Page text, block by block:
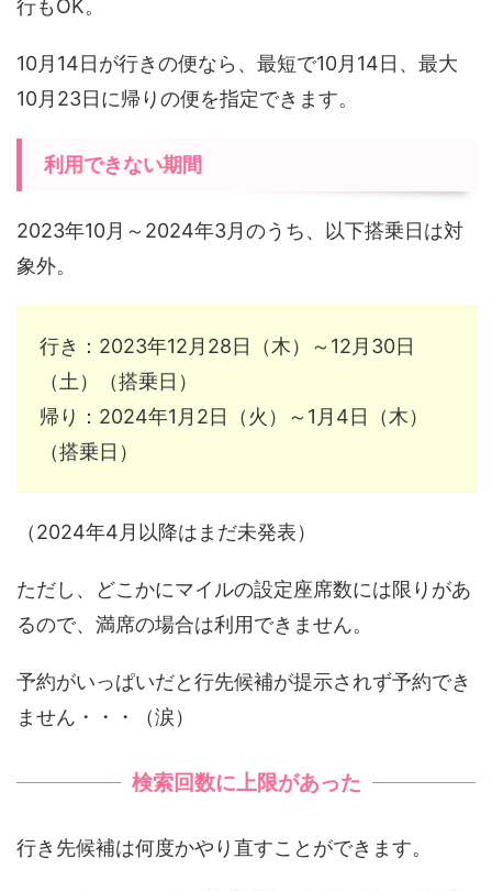
行もOK。
10月14日が行きの便なら、最短で10月14日、最大
10月23日に帰りの便を指定できます。
利用できない期間
2023年10月～2024年3月のうち、以下搭乗日は対
象外。
行き：2023年12月28日（木）～12月30日
（土）（搭乗日）
帰り：2024年1月2日（火）～1月4日（木）
（搭乗日）
（2024年4月以降はまだ未発表）
ただし、どこかにマイルの設定座席数には限りがあ
るので、満席の場合は利用できません。
予約がいっぱいだと行先候補が提示されず予約でき
ません・・・（涙）
検索回数に上限があった
行き先候補は何度かやり直すことができます。